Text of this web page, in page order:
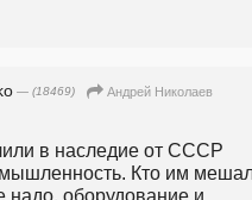
— (18469)
Андрей Николаев
в наследие от СССР
Кто им
надо, оборудование и